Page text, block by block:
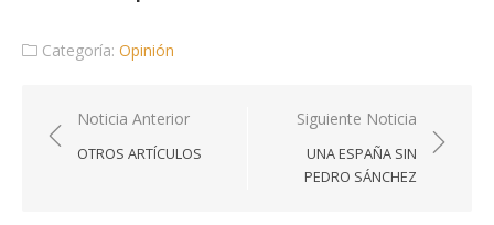
Categoría: Opinión
Navegación
de
Noticia Anterior
OTROS ARTÍCULOS
Siguiente Noticia
UNA ESPAÑA SIN
PEDRO SÁNCHEZ